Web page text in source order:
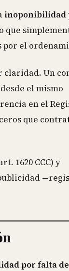
inoponibilidad
que
por el
claridad. Un
el mismo
en el
que
1620 CCC) y
publicidad
por falta de